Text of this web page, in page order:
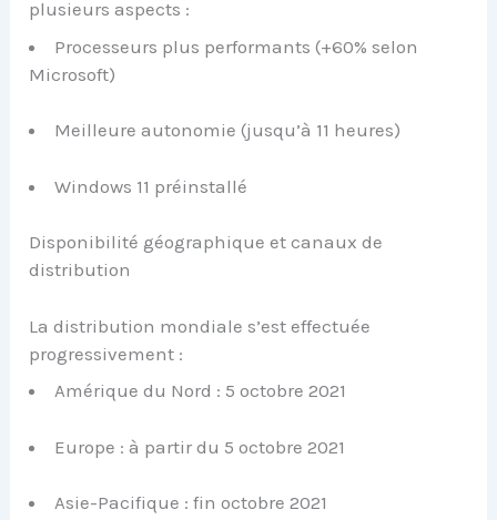
plusieurs aspects :
Processeurs plus performants (+60% selon
Microsoft)
Meilleure autonomie (jusqu’à 11 heures)
Windows 11 préinstallé
Disponibilité géographique et canaux de
distribution
La distribution mondiale s’est effectuée
progressivement :
Amérique du Nord : 5 octobre 2021
Europe : à partir du 5 octobre 2021
Asie-Pacifique : fin octobre 2021